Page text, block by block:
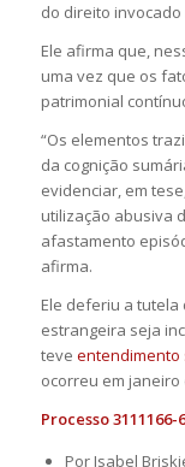
do direito
Ele afirma que,
uma vez que os
patrimonial
“Os elementos
da cognição
evidenciar, em
utilização abusiva
afastamento
afirma.
Ele deferiu a
estrangeira seja
teve entendimento
ocorreu em janeiro
Processo 3111166-
Por Isabel